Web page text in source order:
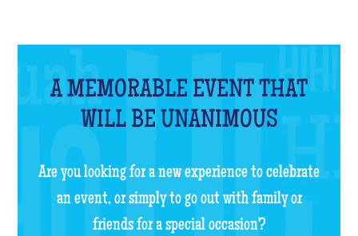
A MEMORABLE EVENT THAT
WILL BE UNANIMOUS
Are you looking for a new experience to celebrate
an event, or simply to go out with family or
friends for a special occasion?